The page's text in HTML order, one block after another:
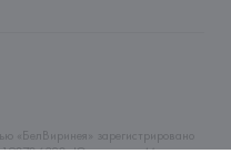
«БелВиринея» зарегистрировано
Юр.адрес: г. Минск, ул.